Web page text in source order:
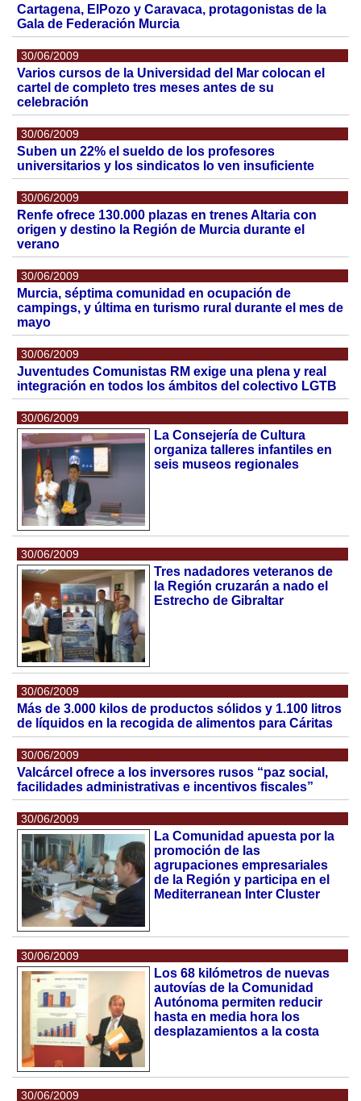
Cartagena, ElPozo y Caravaca, protagonistas de la
Gala de Federación Murcia
30/06/2009
Varios cursos de la Universidad del Mar colocan el
cartel de completo tres meses antes de su
celebración
30/06/2009
Suben un 22% el sueldo de los profesores
universitarios y los sindicatos lo ven insuficiente
30/06/2009
Renfe ofrece 130.000 plazas en trenes Altaria con
origen y destino la Región de Murcia durante el
verano
30/06/2009
Murcia, séptima comunidad en ocupación de
campings, y última en turismo rural durante el mes de
mayo
30/06/2009
Juventudes Comunistas RM exige una plena y real
integración en todos los ámbitos del colectivo LGTB
30/06/2009
La Consejería de Cultura
organiza talleres infantiles en
seis museos regionales
30/06/2009
Tres nadadores veteranos de
la Región cruzarán a nado el
Estrecho de Gibraltar
30/06/2009
Más de 3.000 kilos de productos sólidos y 1.100 litros
de líquidos en la recogida de alimentos para Cáritas
30/06/2009
Valcárcel ofrece a los inversores rusos “paz social,
facilidades administrativas e incentivos fiscales”
30/06/2009
La Comunidad apuesta por la
promoción de las
agrupaciones empresariales
de la Región y participa en el
Mediterranean Inter Cluster
30/06/2009
Los 68 kilómetros de nuevas
autovías de la Comunidad
Autónoma permiten reducir
hasta en media hora los
desplazamientos a la costa
30/06/2009